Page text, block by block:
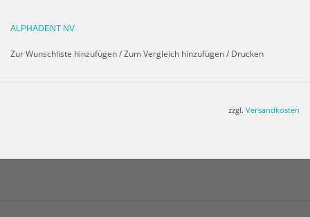
Nur zur Verwendung im Labor.
Ausführliche Informationen>PERMA-RET-Prospekt
ALPHADENT NV
Zur Wunschliste hinzufügen/Zum Vergleich hinzufügen/ Drucken
zzgl. Versandkosten